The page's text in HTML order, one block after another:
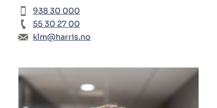
938 30 000
55 30 27 00
klm@harris.no